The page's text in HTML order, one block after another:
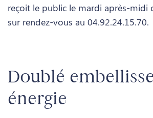
reçoit le public le mardi après-midi
sur rendez-vous au 04.92.24.15.70.
Doublé
énergie